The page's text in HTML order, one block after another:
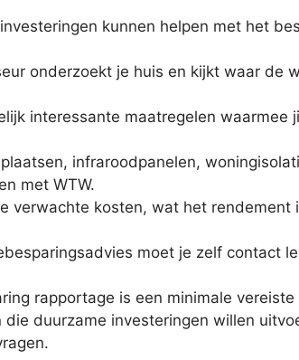
kunnen helpen met het
onderzoekt je huis en kijkt waar de
interessante maatregelen waarmee
infraroodpanelen,
met WTW.
verwachte kosten, wat het rendement
moet je zelf contact
rapportage is een minimale
duurzame investeringen willen